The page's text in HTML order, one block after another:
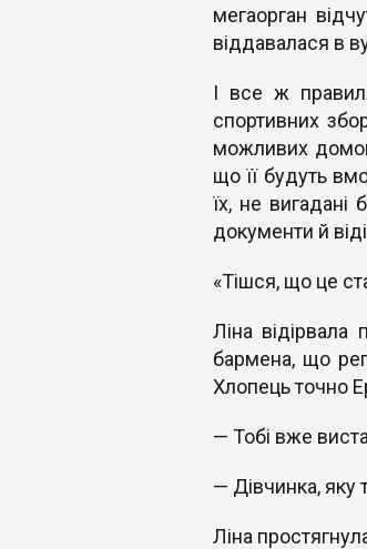
мегаорган
віддавалася в
І все ж
спортивних
можливих
що її будуть
їх, не
документи й
«Тішся, що це
Ліна
бармена, що
Хлопець точно
— Тобі вже
— Дівчинка, яку
Ліна